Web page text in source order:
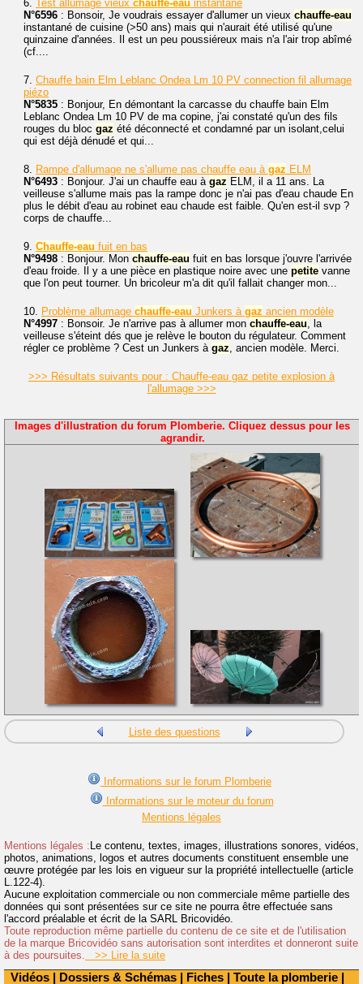
Vidéos | Dossiers & Schémas | Fiches | Toute la plomberie |
6. Test allumage vieux chauffe-eau instantané
N°6596 : Bonsoir, Je voudrais essayer d'allumer un vieux chauffe-eau
instantané de cuisine (>50 ans) mais qui n'aurait été utilisé qu'une
quinzaine d'années. Il est un peu poussiéreux mais n'a l'air trop abîmé
(cf....
7. Chauffe bain Elm Leblanc Ondea Lm 10 PV connection fil allumage
piézo
N°5835 : Bonjour, En démontant la carcasse du chauffe bain Elm
Leblanc Ondea Lm 10 PV de ma copine, j'ai constaté qu'un des fils
rouges du bloc gaz été déconnecté et condamné par un isolant,celui
qui est déjà dénudé et qui...
8. Rampe d'allumage ne s'allume pas chauffe eau à gaz ELM
N°6493 : Bonjour. J'ai un chauffe eau à gaz ELM, il a 11 ans. La
veilleuse s'allume mais pas la rampe donc je n'ai pas d'eau chaude En
plus le débit d'eau au robinet eau chaude est faible. Qu'en est-il svp ?
corps de chauffe...
9. Chauffe-eau fuit en bas
N°9498 : Bonjour. Mon chauffe-eau fuit en bas lorsque j'ouvre l'arrivée
d'eau froide. Il y a une pièce en plastique noire avec une petite vanne
que l'on peut tourner. Un bricoleur m'a dit qu'il fallait changer mon...
10. Problème allumage chauffe-eau Junkers à gaz ancien modèle
N°4997 : Bonsoir. Je n'arrive pas à allumer mon chauffe-eau, la
veilleuse s'éteint dés que je relève le bouton du régulateur. Comment
régler ce problème ? Cest un Junkers à gaz, ancien modèle. Merci.
>>> Résultats suivants pour : Chauffe-eau gaz petite explosion à
l'allumage >>>
Images d'illustration du forum Plomberie. Cliquez dessus pour les
agrandir.
Liste des questions
Informations sur le forum Plomberie
Informations sur le moteur du forum
Mentions légales
Mentions légales : Le contenu, textes, images, illustrations sonores, vidéos,
photos, animations, logos et autres documents constituent ensemble une
œuvre protégée par les lois en vigueur sur la propriété intellectuelle (article
L.122-4).
Aucune exploitation commerciale ou non commerciale même partielle des
données qui sont présentées sur ce site ne pourra être effectuée sans
l'accord préalable et écrit de la SARL Bricovidéo.
Toute reproduction même partielle du contenu de ce site et de l'utilisation
de la marque Bricovidéo sans autorisation sont interdites et donneront suite
à des poursuites.
>> Lire la suite